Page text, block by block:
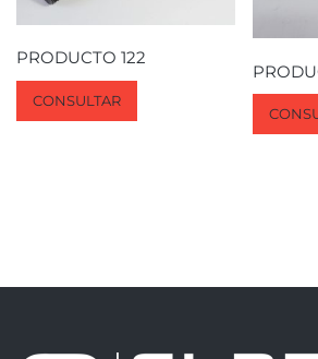
PRODUCTO 122
CONSULTAR